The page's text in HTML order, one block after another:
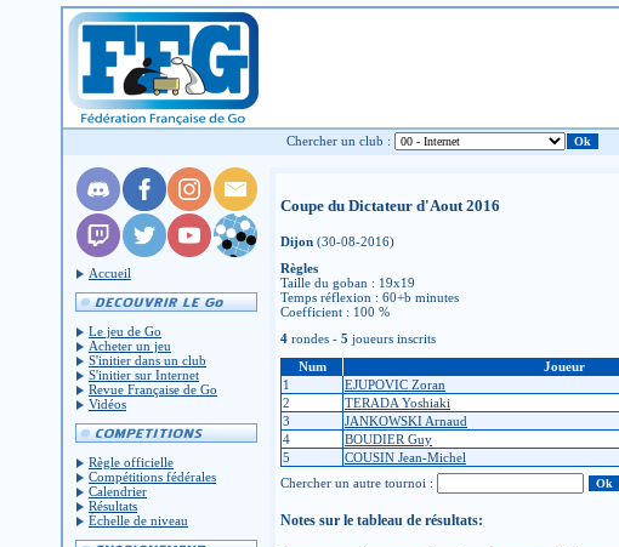
Chercher un club :
Accueil
Le jeu de Go
Acheter un jeu
S'initier dans un club
S'initier sur Internet
Revue Française de Go
Vidéos
Règle officielle
Compétitions fédérales
Calendrier
Résultats
Échelle de niveau
Coupe du Dictateur d'Aout 2016
Dijon (30-08-2016)
Règles
Taille du goban : 19x19
Temps réflexion : 60+b minutes
Coefficient : 100 %
4 rondes - 5 joueurs inscrits
Num
Joueur
1
EJUPOVIC Zoran
2
TERADA Yoshiaki
3
JANKOWSKI Arnaud
4
BOUDIER Guy
5
COUSIN Jean-Michel
Chercher un autre tournoi :
Notes sur le tableau de résultats: